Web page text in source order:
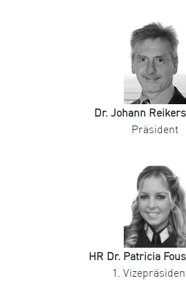
Dr. Johann
Präsident
HR Dr. Patricia
1.